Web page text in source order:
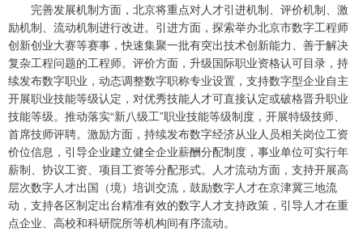
完善发展机制方面，北京将重点对人才引进机制、评价机制、激
励机制、流动机制进行改进。引进方面，探索举办北京市数字工程师
创新创业大赛等赛事，快速集聚一批有突出技术创新能力、善于解决
复杂工程问题的工程师。评价方面，升级国际职业资格认可目录，持
续发布数字职业，动态调整数字职称专业设置，支持数字型企业自主
开展职业技能等级认定，对优秀技能人才可直接认定或破格晋升职业
技能等级。推动落实“新八级工”职业技能等级制度，开展特级技师、
首席技师评聘。激励方面，持续发布数字经济从业人员相关岗位工资
价位信息，引导企业建立健全企业薪酬分配制度，事业单位可实行年
薪制、协议工资、项目工资等分配形式。人才流动方面，支持开展高
层次数字人才出国（境）培训交流，鼓励数字人才在京津冀三地流
动，支持各区制定出台精准有效的数字人才支持政策，引导人才在重
点企业、高校和科研院所等机构间有序流动。